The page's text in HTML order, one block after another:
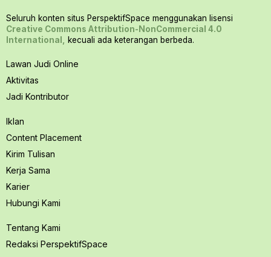
Seluruh konten situs PerspektifSpace menggunakan lisensi
Creative Commons Attribution-NonCommercial 4.0
International,
kecuali ada keterangan berbeda.
Lawan Judi Online
Aktivitas
Jadi Kontributor
Iklan
Content Placement
Kirim Tulisan
Kerja Sama
Karier
Hubungi Kami
Tentang Kami
Redaksi PerspektifSpace